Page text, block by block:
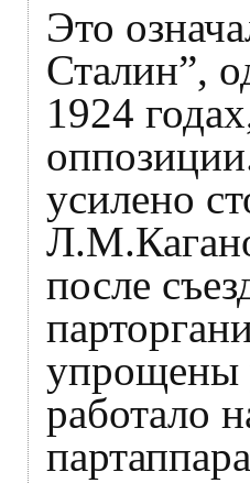
Это
Сталин”,
1924
усилено
после
упрощены
работало